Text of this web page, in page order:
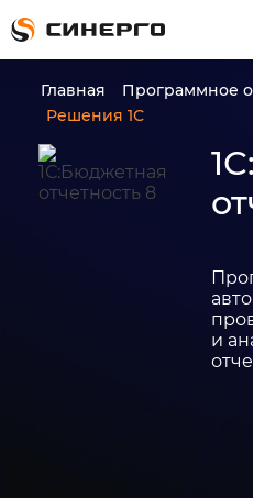
Главная
Программное
Решения 1С
и
Отлично!
Данные
успешно
отправлены.
посмотрите
Отлично!
Бриф
отправлен.